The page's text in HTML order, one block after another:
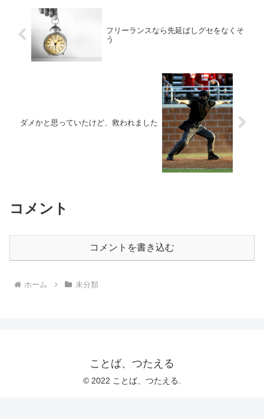
フリーランスなら先延ばしグセをなくそ
う
ダメかと思っていたけど、救われました
コメント
コメントを書き込む
ホーム 未分類
ことば、つたえる
© 2022 ことば、つたえる.